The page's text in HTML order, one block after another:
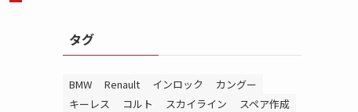
タグ
BMW Renault インロック
カングー
キーレス
コルト スカイライン
スペア作成